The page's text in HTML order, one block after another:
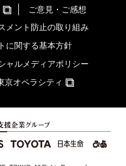
ご意見・ご感想
メント防止の取り組み
に関する基本方針
ャルメディアポリシー
京オペラシティ